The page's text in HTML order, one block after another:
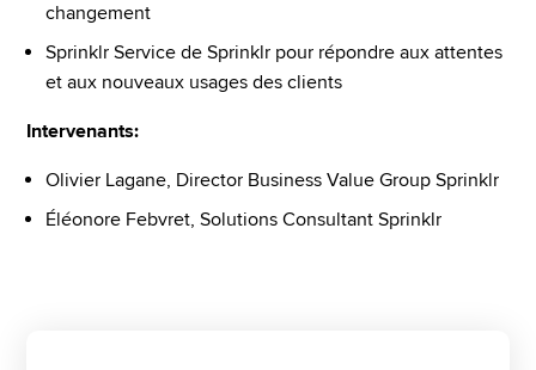
changement
Sprinklr Service de Sprinklr pour répondre aux attentes
et aux nouveaux usages des clients
Intervenants:
Olivier Lagane, Director Business Value Group Sprinklr
Éléonore Febvret, Solutions Consultant Sprinklr